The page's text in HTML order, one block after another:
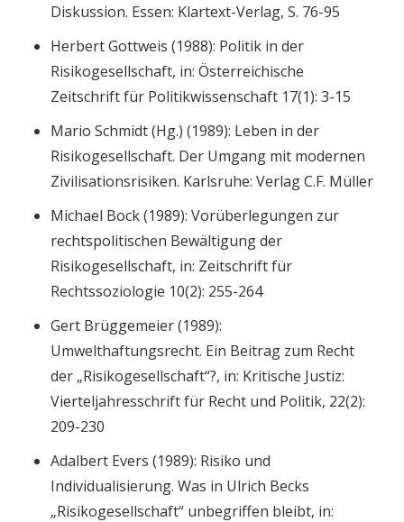
Diskussion. Essen: Klartext-Verlag, S. 76-95
Herbert Gottweis (1988): Politik in der
Risikogesellschaft, in: Österreichische
Zeitschrift für Politikwissenschaft 17(1): 3-15
Mario Schmidt (Hg.) (1989): Leben in der
Risikogesellschaft. Der Umgang mit modernen
Zivilisationsrisiken. Karlsruhe: Verlag C.F. Müller
Michael Bock (1989): Vorüberlegungen zur
rechtspolitischen Bewältigung der
Risikogesellschaft, in: Zeitschrift für
Rechtssoziologie 10(2): 255-264
Gert Brüggemeier (1989):
Umwelthaftungsrecht. Ein Beitrag zum Recht
der „Risikogesellschaft“?, in: Kritische Justiz:
Vierteljahresschrift für Recht und Politik, 22(2):
209-230
Adalbert Evers (1989): Risiko und
Individualisierung. Was in Ulrich Becks
„Risikogesellschaft“ unbegriffen bleibt, in: